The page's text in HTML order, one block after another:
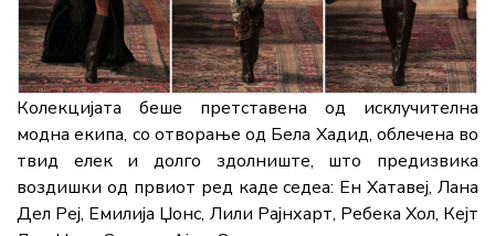
Колекцијата беше претставена од исклучителна
модна екипа, со отворање од Бела Хадид, облечена во
твид елек и долго здолниште, што предизвика
воздишки од првиот ред каде седеа: Ен Хатавеј, Лана
Дел Реј, Емилија Џонс, Лили Рајнхарт, Ребека Хол, Кејт